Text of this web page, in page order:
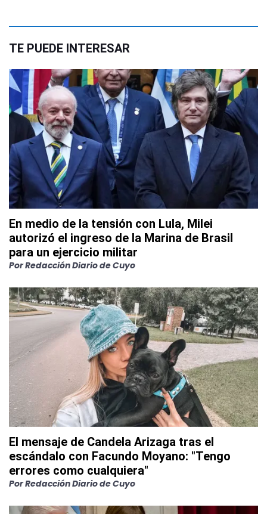
TE PUEDE INTERESAR
En medio de la tensión con Lula, Milei
autorizó el ingreso de la Marina de Brasil
para un ejercicio militar
PorRedacción Diario de Cuyo
El mensaje de Candela Arizaga tras el
escándalo con Facundo Moyano: "Tengo
errores como cualquiera"
PorRedacción Diario de Cuyo